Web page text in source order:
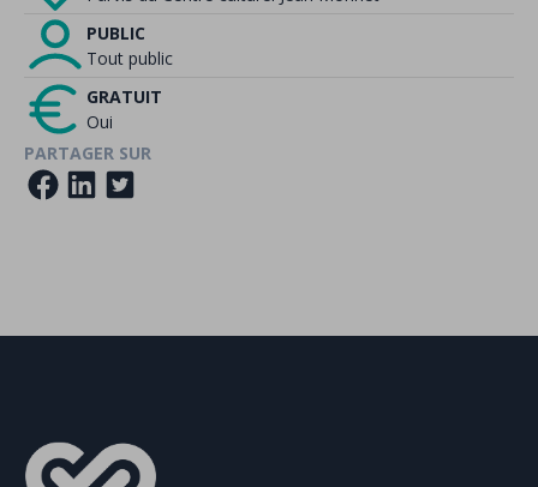
PUBLIC
Tout public
GRATUIT
Oui
PARTAGER SUR